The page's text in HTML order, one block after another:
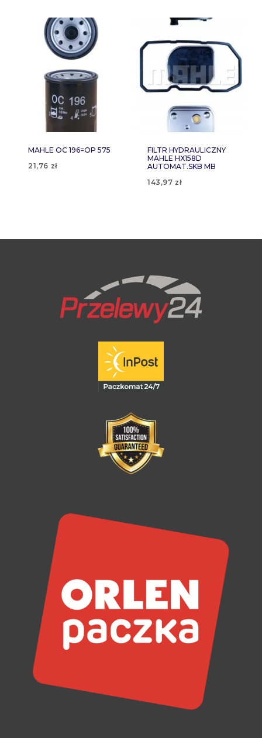
MAHLE OC 196=OP 575
21,76 zł
FILTR HYDRAULICZNY
MAHLE HX158D
AUTOMAT.SKB MB
143,97 zł